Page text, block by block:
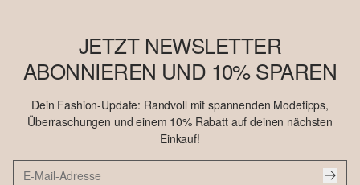
JETZT NEWSLETTER
ABONNIEREN UND 10% SPAREN
Dein Fashion-Update: Randvoll mit spannenden Modetipps,
Überraschungen und einem 10% Rabatt auf deinen nächsten
Einkauf!